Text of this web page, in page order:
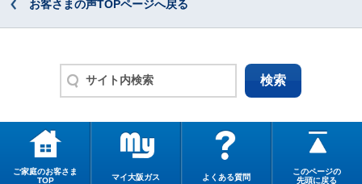
お客さまの声TOPページへ戻る
ご家庭のお客さま
TOP
マイ大阪ガス よくある質問
このページの
先頭に戻る